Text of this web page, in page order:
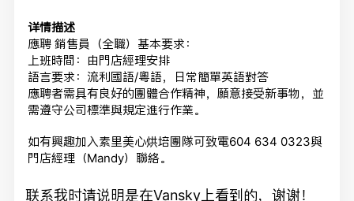
详情描述
應聘 銷售員（全職）基本要求：
上班時間：由門店經理安排
語言要求：流利國語/粵語，日常簡單英語對答
應聘者需具有良好的團體合作精神，願意接受新事物，並
需遵守公司標準與規定進行作業。
如有興趣加入素里美心烘培團隊可致電604 634 0323與
門店經理（Mandy）聯絡。
联系我时请说明是在Vansky上看到的，谢谢！